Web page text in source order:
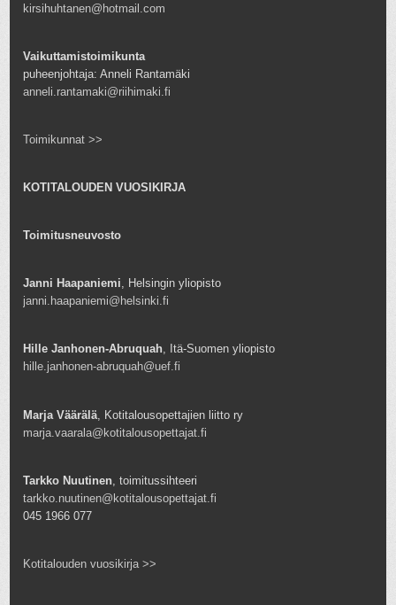
kirsihuhtanen@hotmail.com
Vaikuttamistoimikunta
puheenjohtaja: Anneli Rantamäki
anneli.rantamaki@riihimaki.fi
Toimikunnat >>
KOTITALOUDEN VUOSIKIRJA
Toimitusneuvosto
Janni Haapaniemi, Helsingin yliopisto
janni.haapaniemi@helsinki.fi
Hille Janhonen-Abruquah, Itä-Suomen yliopisto
hille.janhonen-abruquah@uef.fi
Marja Väärälä , Kotitalousopettajien liitto ry
marja.vaarala@kotitalousopettajat.fi
Tarkko Nuutinen , toimitussihteeri
tarkko.nuutinen@kotitalousopettajat.fi
045 1966 077
Kotitalouden vuosikirja >>